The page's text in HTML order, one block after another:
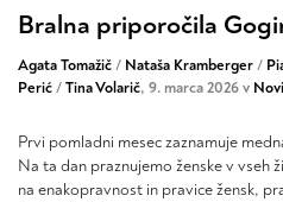
Bralna priporočila
Agata Tomažič/ Nataša Kramberger/
Perić/Tina Volarič, 9. marca 2026 v
Prvi pomladni mesec zaznamuje
Na ta dan praznujemo ženske v vseh
na enakopravnost in pravice žensk,